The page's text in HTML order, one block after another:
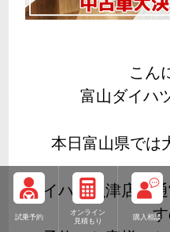
試乗予約
オンライン
見積もり
購入相談
こん
富山ダイハ
本日富山県では
ダイハツ魚津店は